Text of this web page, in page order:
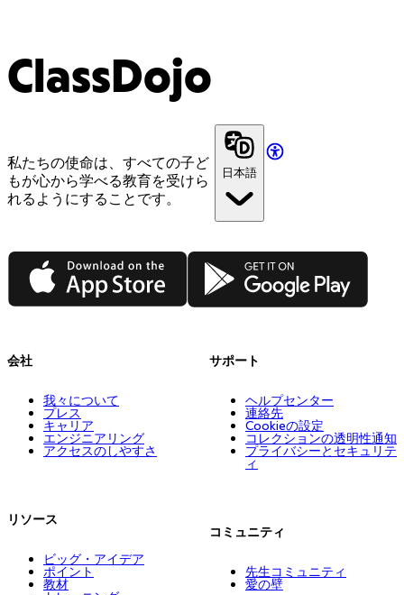
ClassDojo
私たちの使命は、すべての子ど
もが心から学べる教育を受けら
れるようにすることです。
日本語
App Store Google Play
会社
我々について
プレス
キャリア
エンジニアリング
アクセスのしやすさ
リソース
ビッグ・アイデア
ポイント
教材
サポート
ヘルプセンター
連絡先
Cookieの設定
コレクションの透明性通知
プライバシーとセキュリテ
ィ
コミュニティ
先生コミュニティ
愛の壁